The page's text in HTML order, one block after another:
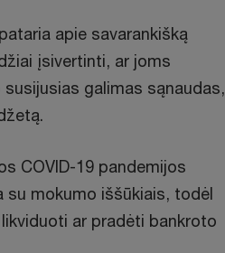
apie savarankišką
įsivertinti, ar joms
galimas sąnaudas,
COVID-19 pandemijos
su mokumo iššūkiais, todėl
ar pradėti bankroto